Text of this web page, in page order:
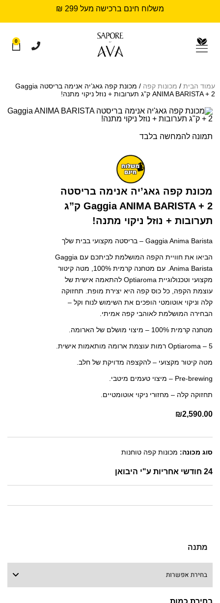
משלוח חינם ברכישה מעל 299 ₪
0
עמוד הבית / מכונות קפה
/ מכונת קפה גאג’יה אנימה בריסטה Gaggia
ANIMA BARISTA + 2 ק”ג תערובות + נוזל ניקוי מתנה!
תמונה להמחשה בלבד
מכונת קפה גאג’יה אנימה בריסטה
Gaggia ANIMA BARISTA + 2 ק”ג
תערובות + נוזל ניקוי מתנה!
Gaggia Anima Barista – בריסטה מקצועי בבית שלך
הביאו את חוויית הקפה המושלמת לביתכם עם Gaggia
Anima Barista. עם מטחנה קרמית 100%, מטה קיטור
מקצועי וטכנולוגיית Optiaroma להתאמה אישית של
עוצמת הקפה, כל כוס קפה היא יצירת מופת. תחזוקה
קלה וניקוי אוטומטי הופכים את השימוש לנוח וקל –
הבחירה המושלמת לאוהבי קפה אמיתי.
מטחנה קרמית 100% – מיצוי מושלם של הארומה.
Optiaroma – 5 רמות עוצמת ארומה מותאמות אישית.
מטה קיטור מקצועי – להקצפה מדויקת של חלב.
Pre-brewing – מיצוי טעמים מיטבי.
תחזוקה קלה – מחזורי ניקוי אוטומטיים.
₪2,590.00
סוג מכונה: מכונות קפה טוחנות
24 חודשי אחריות ע"י היבואן
מתנה